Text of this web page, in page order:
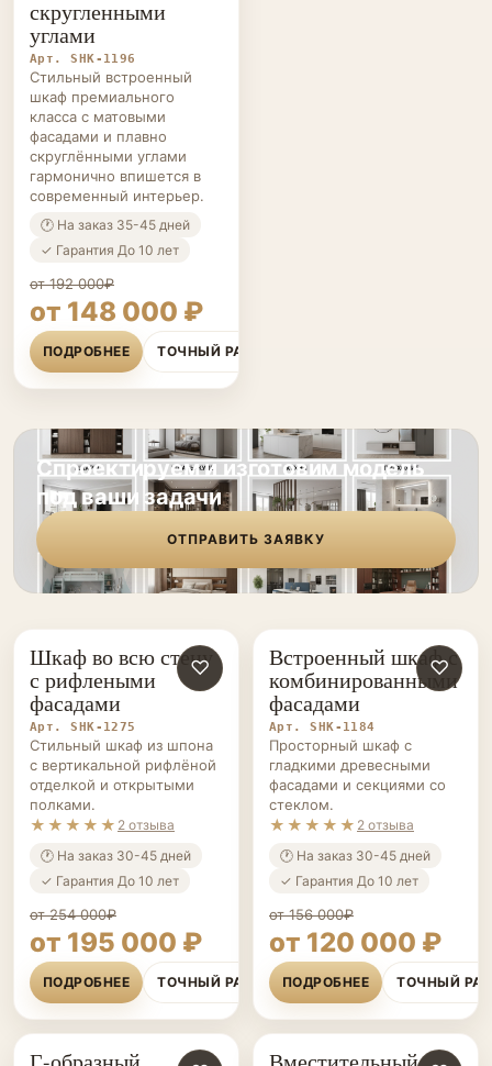
скругленными
углами
Арт. SHK-1196
Стильный встроенный
шкаф премиального
класса с матовыми
фасадами и плавно
скруглёнными углами
гармонично впишется в
современный интерьер.
🕐 На заказ 35-45 дней
✓ Гарантия До 10 лет
от 192 000₽
от 148 000 ₽
ПОДРОБНЕЕ ТОЧНЫЙ РАСЧЁТ
Спроектируем и изготовим модель
под ваши задачи
ОТПРАВИТЬ ЗАЯВКУ
ШКАФЫ НА ЗАКАЗ ♡
Шкаф во всю стену
с рифлеными
фасадами
Арт. SHK-1275
Стильный шкаф из шпона
с вертикальной рифлёной
отделкой и открытыми
полками.
★★★★★ 2 отзыва
🕐 На заказ 30-45 дней
✓ Гарантия До 10 лет
от 254 000₽
от 195 000 ₽
ПОДРОБНЕЕ ТОЧНЫЙ РАСЧЁТ
ШКАФЫ НА ЗАКАЗ ♡
Встроенный шкаф с
комбинированными
фасадами
Арт. SHK-1184
Просторный шкаф с
гладкими древесными
фасадами и секциями со
стеклом.
★★★★★ 2 отзыва
🕐 На заказ 30-45 дней
✓ Гарантия До 10 лет
от 156 000₽
от 120 000 ₽
ПОДРОБНЕЕ ТОЧНЫЙ